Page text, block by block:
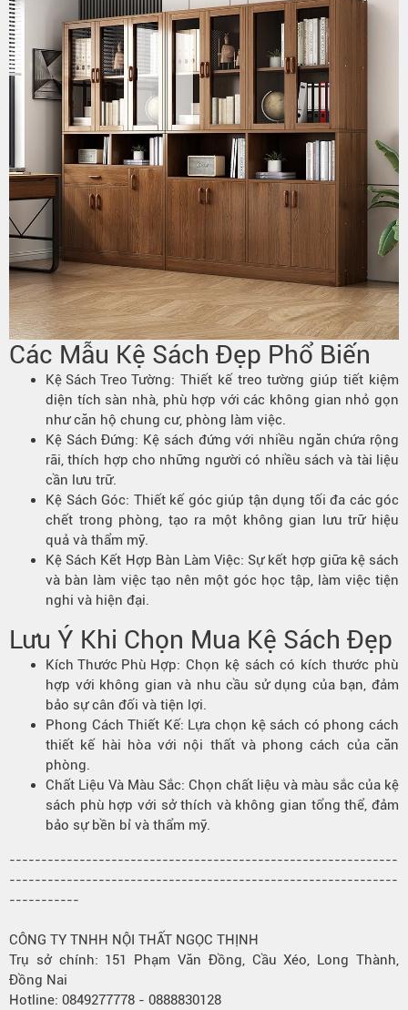
Các Mẫu Kệ Sách Đẹp Phổ Biến
Kệ Sách Treo Tường: Thiết kế treo tường giúp tiết kiệm
diện tích sàn nhà, phù hợp với các không gian nhỏ gọn
như căn hộ chung cư, phòng làm việc.
Kệ Sách Đứng: Kệ sách đứng với nhiều ngăn chứa rộng
rãi, thích hợp cho những người có nhiều sách và tài liệu
cần lưu trữ.
Kệ Sách Góc: Thiết kế góc giúp tận dụng tối đa các góc
chết trong phòng, tạo ra một không gian lưu trữ hiệu
quả và thẩm mỹ.
Kệ Sách Kết Hợp Bàn Làm Việc: Sự kết hợp giữa kệ sách
và bàn làm việc tạo nên một góc học tập, làm việc tiện
nghi và hiện đại.
Lưu Ý Khi Chọn Mua Kệ Sách Đẹp
Kích Thước Phù Hợp: Chọn kệ sách có kích thước phù
hợp với không gian và nhu cầu sử dụng của bạn, đảm
bảo sự cân đối và tiện lợi.
Phong Cách Thiết Kế: Lựa chọn kệ sách có phong cách
thiết kế hài hòa với nội thất và phong cách của căn
phòng.
Chất Liệu Và Màu Sắc: Chọn chất liệu và màu sắc của kệ
sách phù hợp với sở thích và không gian tổng thể, đảm
bảo sự bền bỉ và thẩm mỹ.
-------------------------------------------------------------
-------------------------------------------------------------
-----------
CÔNG TY TNHH NỘI THẤT NGỌC THỊNH
Trụ sở chính: 151 Phạm Văn Đồng, Cầu Xéo, Long Thành,
Đồng Nai
Hotline: 0849277778 - 0888830128